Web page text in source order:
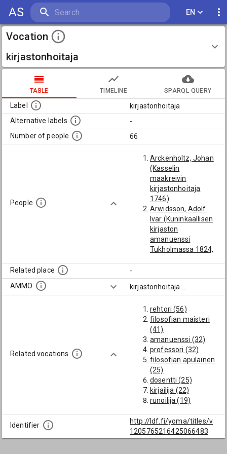
AS EN
Vocation
kirjastonhoitaja
TABLE TIMELINE SPARQL QUERY
Label
kirjastonhoitaja
Alternative labels
-
Number of people
66
People
Arckenholtz, Johan
(Kasselin
maakreivin
kirjastonhoitaja
1746)
Arwidsson, Adolf
Ivar (Kuninkaallisen
kirjaston
amanuenssi
Tukholmassa 1824,
Backman, Sven
Johan
Herman
Blomqvist,
Alexander
(Helsingin
kaupunginkirjaston
kirjastonhoitaja
1826)
Bonsdorff, Johan
(Turun akatemian
(vuodesta 1828
yliopiston)
itämaisten kielten
Related place
-
AMMO
kirjastonhoitaja
Related vocations
rehtori (56)
filosofian maisteri
(41)
amanuenssi (32)
professori (32)
filosofian apulainen
(25)
dosentti (25)
kirjailija (22)
runoilija (19)
pappi (16)
tiedekunnan
promoottori (15)
Identifier
http://ldf.fi/yoma/titles/v
1205765216425066483